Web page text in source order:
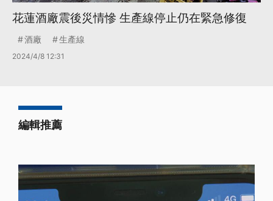
花蓮酒廠震後災情慘 生產線停止仍在緊急修復
酒廠 生產線
2024/4/8 12:31
編輯推薦